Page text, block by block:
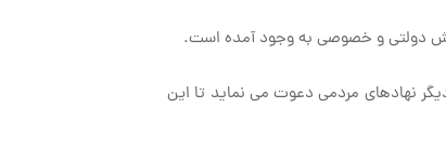
دولتی و خصوصی به وجود آمده است.
نهادهای مردمی دعوت می نماید تا این